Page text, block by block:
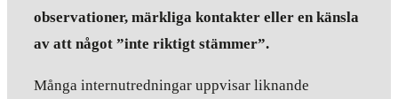
observationer, märkliga kontakter eller en känsla
av att något ”inte riktigt stämmer”.
Många internutredningar uppvisar liknande